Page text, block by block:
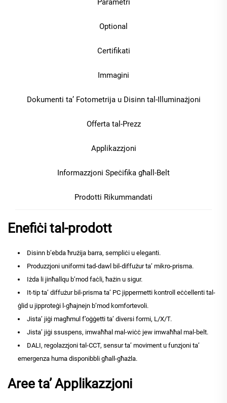
Parametri
Optional
Certifikati
Immagini
Dokumenti ta’ Fotometrija u Disinn tal-Illuminażjoni
Offerta tal-Prezz
Applikazzjoni
Informazzjoni Speċifika għall-Belt
Prodotti Rikummandati
Enefiċi tal-prodott
Disinn b’ebda ħrużija barra, sempliċi u eleganti.
Produzzjoni uniformi tad-dawl bil-diffużur ta’ mikro-prisma.
Iżda li jinħallqu b’mod faċli, ħażin u sigur.
It-tip ta’ diffużur bil-prisma ta’ PC jippermetti kontroll eċċellenti tal-
ġlid u jipproteġi l-għajnejn b’mod komfortevoli.
Jista’ jiġi magħmul f’oġġetti ta’ diversi formi, L/X/T.
Jista’ jiġi ssuspens, imwaħħal mal-wiċċ jew imwaħħal mal-belt.
DALI, regolazzjoni tal-CCT, sensur ta’ moviment u funzjoni ta’
emergenza huma disponibbli għall-għażla.
Aree ta’ Applikazzjoni